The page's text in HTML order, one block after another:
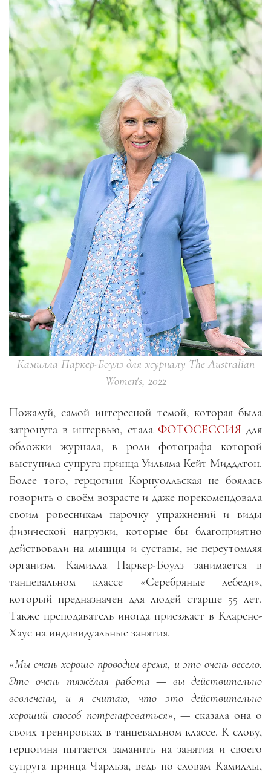
Камилла Паркер-Боулз для журналу The Australian
Women's, 2022
Пожалуй, самой интересной темой, которая была
затронута в интервью, стала ФОТОСЕССИЯ для
обложки журнала, в роли фотографа которой
выступила супруга принца Уильяма Кейт Миддлтон.
Более того, герцогиня Корнуолльская не боялась
говорить о своём возрасте и даже порекомендовала
своим ровесникам парочку упражнений и виды
физической нагрузки, которые бы благоприятно
действовали на мышцы и суставы, не переутомляя
организм. Камилла Паркер-Боулз занимается в
танцевальном классе «Серебряные лебеди»,
который предназначен для людей старше 55 лет.
Также преподаватель иногда приезжает в Кларенс-
Хаус на индивидуальные занятия.
«Мы очень хорошо проводим время, и это очень весело.
Это очень тяжёлая работа — вы действительно
вовлечены, и я считаю, что это действительно
хороший способ потренироваться», — сказала она о
своих тренировках в танцевальном классе. К слову,
герцогиня пытается заманить на занятия и своего
супруга принца Чарльза, ведь по словам Камиллы,